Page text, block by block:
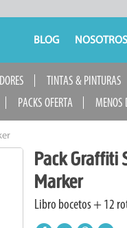
BLOG NOSOTROS
TINTAS & PINTURAS
PACKS OFERTA MENOS
Pack Graffiti
Marker
Libro bocetos + 12